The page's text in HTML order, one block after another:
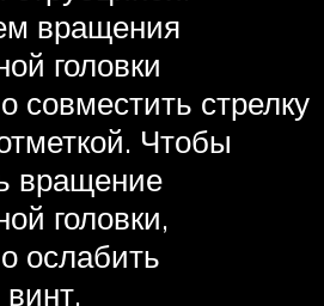
вращения
головки
совместить стрелку
Чтобы
вращение
головки,
ослабить